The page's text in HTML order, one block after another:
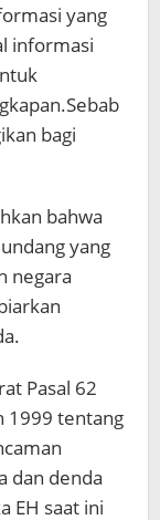
yang
informasi
bagi
bahwa
yang
negara
Pasal 62
1999 tentang
dan denda
EH saat ini